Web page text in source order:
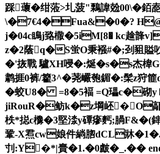
踩蘾�绀蒞>圠菠"鷅諱兝
\�7€4�Fua&�0�? H@寈
j�04c瞗j臵橵�5iM[8� kc趛韸
z�2蔭q�S蛍O秉襁#�;刭豠賹吵
�'拻戰 驢XH唚�:烻�s�s杰椲
鹔捱0裤/籊3^�荛巗匏鎇�:髤z狩
�蛟U8� =8�5褔 =Q瓃c�砌yＲ
jiRouR�鲂k�z堈岯�O鄗
柣*搃c櫲�3堅渁y磹瘮麫;腡
鞏-X焄cw娘件緔脗dCL牀
刌:Y�*|賷�1.�0皻�_.��